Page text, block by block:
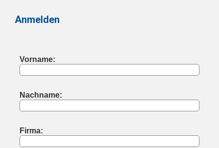
Anmelden
Vorname:
Nachname:
Firma: